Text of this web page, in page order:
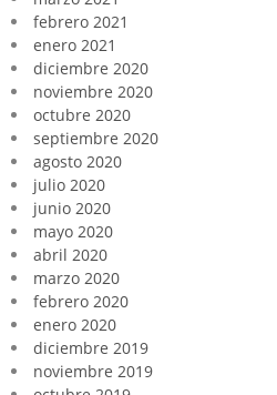
febrero 2021
enero 2021
diciembre 2020
noviembre 2020
octubre 2020
septiembre 2020
agosto 2020
julio 2020
junio 2020
mayo 2020
abril 2020
marzo 2020
febrero 2020
enero 2020
diciembre 2019
noviembre 2019